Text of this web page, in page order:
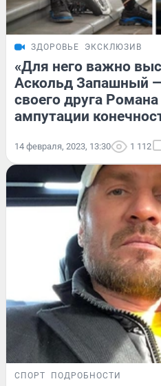
ЗДОРОВЬЕ ЭКСКЛЮЗИВ
«Для него важно
Аскольд Запашный
своего друга
ампутации
14 февраля, 2023, 13:30 1 112
СПОРТ ПОДРОБНОСТИ